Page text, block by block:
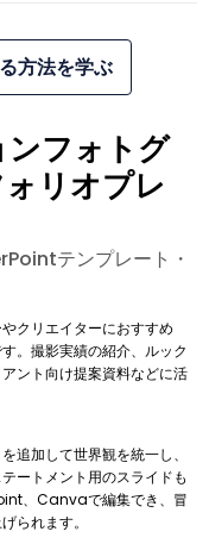
方法を学ぶ
ンフォトグ
リオプレ
テンプレート・
クリエイターにおすすめ
。撮影実績の紹介、ルック
ント向け提案資料などに活
追加して世界観を統一し、
ートメント用のスライドも
、Canvaで編集でき、冒
られます。